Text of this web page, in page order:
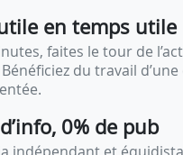
utile en temps utile
faites le tour de
du travail
0% de pub